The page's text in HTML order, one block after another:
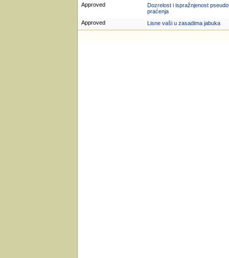
Approved
Dozrelost i ispražnjenost
praćenja
Approved
Lisne vaši u zasadima jabuka